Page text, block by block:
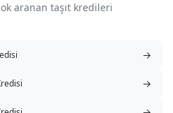
aranan taşıt kredileri
→
→